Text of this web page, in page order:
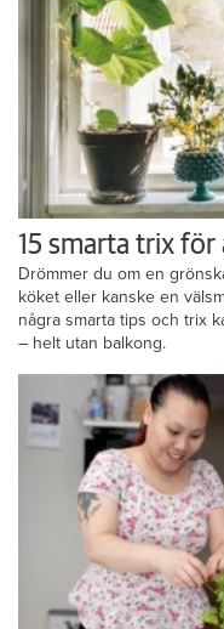
15 smarta trix
Drömmer du om en
köket eller kanske en
några smarta tips och trix
– helt utan balkong.